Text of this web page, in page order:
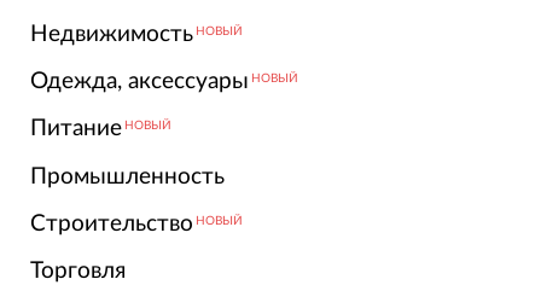
Недвижимость НОВЫЙ
Одежда, аксессуары НОВЫЙ
Питание НОВЫЙ
Промышленность
Строительство НОВЫЙ
Торговля